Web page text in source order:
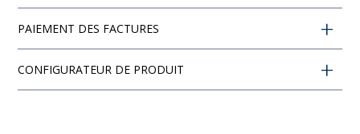
ACCÉDEZ À LA ZONE DE TÉLÉCHARGEMENT
PAIEMENT DES FACTURES
CONFIGURATEUR DE PRODUIT